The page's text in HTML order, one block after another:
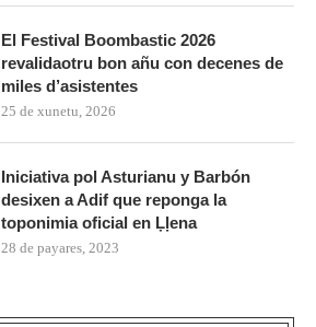
El Festival Boombastic 2026
revalidaotru bon añu con decenes de
miles d’asistentes
25 de xunetu, 2026
Iniciativa pol Asturianu y Barbón
desixen a Adif que reponga la
toponimia oficial en Ḷḷena
28 de payares, 2023